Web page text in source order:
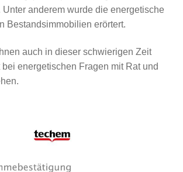
Unter anderem wurde die energetische
Bestandsimmobilien erörtert.
auch in dieser schwierigen Zeit
energetischen Fragen mit Rat und